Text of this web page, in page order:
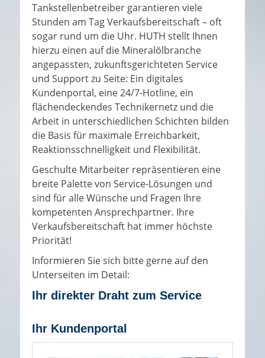
Tankstellenbetreiber garantieren viele
Stunden am Tag Verkaufsbereitschaft – oft
sogar rund um die Uhr. HUTH stellt Ihnen
hierzu einen auf die Mineralölbranche
angepassten, zukunftsgerichteten Service
und Support zu Seite: Ein digitales
Kundenportal, eine 24/7-Hotline, ein
flächendeckendes Technikernetz und die
Arbeit in unterschiedlichen Schichten bilden
die Basis für maximale Erreichbarkeit,
Reaktionsschnelligkeit und Flexibilität.
Geschulte Mitarbeiter repräsentieren eine
breite Palette von Service-Lösungen und
sind für alle Wünsche und Fragen Ihre
kompetenten Ansprechpartner. Ihre
Verkaufsbereitschaft hat immer höchste
Priorität!
Informieren Sie sich bitte gerne auf den
Unterseiten im Detail:
Ihr direkter Draht zum Service
Ihr Kundenportal